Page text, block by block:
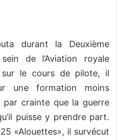
durant la Deuxième
de l’Aviation royale
sur le cours de pilote, il
une formation moins
crainte que la guerre
puisse y prendre part.
«Alouettes», il survécut